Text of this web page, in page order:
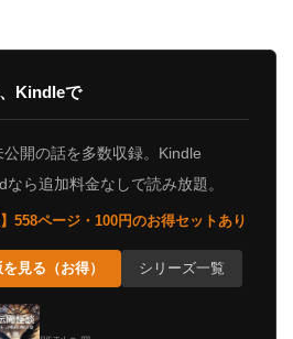
Kindleで
公開の話を多数収録。Kindle
なら追加料金なしで読み放題。
】558ページ・100円のお得セットあり
見る（お得） シリーズ一覧